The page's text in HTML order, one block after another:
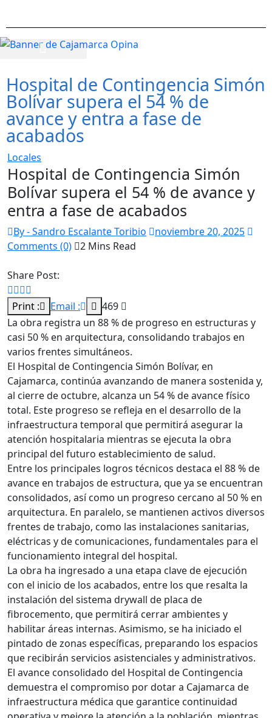
Hospital de Contingencia Simón
Bolívar supera el 54 % de
avance y entra a fase de
acabados
Locales
Hospital de Contingencia Simón
Bolívar supera el 54 % de avance y
entra a fase de acabados
By - Sandro Escalante Toribio
noviembre 20, 2025
Comments (0)
2 Mins Read
Share Post:
Print : Email :
469
La obra registra un 88 % de progreso en estructuras y
casi 50 % en arquitectura, consolidando trabajos en
varios frentes simultáneos.
El Hospital de Contingencia Simón Bolívar, en
Cajamarca, continúa avanzando de manera sostenida y,
al cierre de octubre, alcanza un 54 % de avance físico
total. Este progreso se refleja en el desarrollo de la
infraestructura temporal que permitirá asegurar la
atención hospitalaria mientras se ejecuta la obra
principal del futuro establecimiento de salud.
Entre los principales logros técnicos destaca el 88 % de
avance en trabajos de estructura, que ya se encuentran
consolidados, así como un progreso cercano al 50 % en
arquitectura. En paralelo, se mantienen activos diversos
frentes de trabajo, como las instalaciones sanitarias,
eléctricas y de comunicaciones, fundamentales para el
funcionamiento integral del hospital.
La obra ha ingresado a una etapa clave de ejecución
con el inicio de los acabados, entre los que resalta la
instalación del sistema drywall de placa de
fibrocemento, que permitirá cerrar ambientes y
habilitar áreas internas. Asimismo, se ha iniciado el
pintado de zonas específicas, preparando los espacios
que recibirán servicios asistenciales y administrativos.
El avance consolidado del Hospital de Contingencia
demuestra el compromiso por dotar a Cajamarca de
infraestructura médica que garantice continuidad